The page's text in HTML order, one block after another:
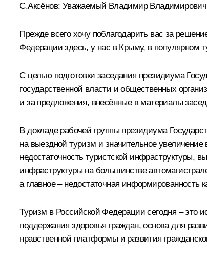
С.Аксёнов: Уважаемый Владимир
Прежде всего хочу поблагодарить вас за
Федерации здесь, у нас в Крыму, в популярном
С целью подготовки заседания президиума
государственной власти и общественных
и за предложения, внесённые в материалы
В докладе рабочей группы президиума
на выездной туризм и значительное
недостаточность туристской инфраструктуры,
инфраструктуры на большинстве
а главное – недостаточная информированность
Туризм в Российской Федерации сегодня – это
поддержания здоровья граждан, основа для
нравственной платформы и развития